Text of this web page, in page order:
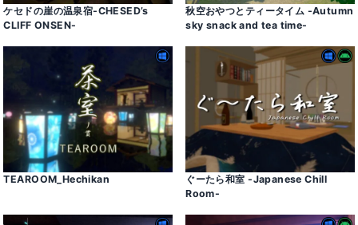
ケセドの崖の温泉宿-CHESED’s
CLIFF ONSEN-
秋空おやつとティータイム -Autumn
sky snack and tea time-
TEAROOM_Hechikan
ぐーたら和室 -Japanese Chill
Room-